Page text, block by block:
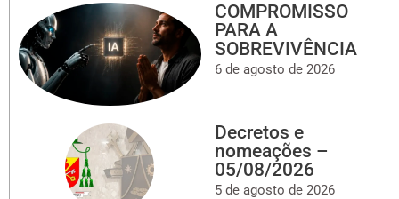
COMPROMISSO
PARA A
SOBREVIVÊNCIA
6 de agosto de 2026
Decretos e
nomeações –
05/08/2026
5 de agosto de 2026